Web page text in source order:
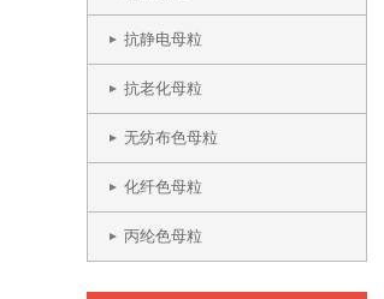
抗静电母粒
抗老化母粒
无纺布色母粒
化纤色母粒
丙纶色母粒